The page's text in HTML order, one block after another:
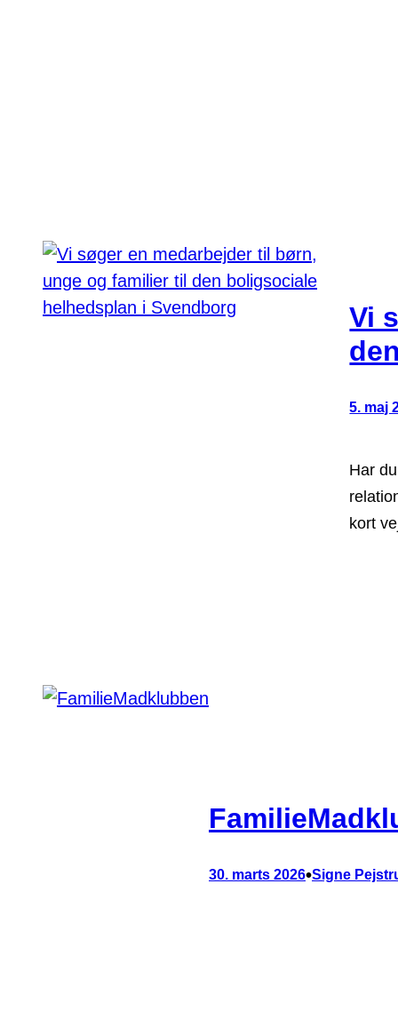
Vi
5. maj
Har
kort
30. marts 2026•Signe